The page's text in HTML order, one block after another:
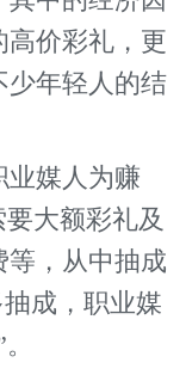
高价彩礼，更
少年轻人的结
媒人为赚
大额彩礼及
等，从中抽成
成，职业媒